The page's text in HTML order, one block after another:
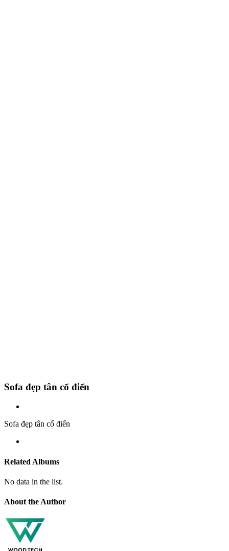
Sofa đẹp tân cổ điển
Sofa đẹp tân cổ điển
Related Albums
No data in the list.
About the Author